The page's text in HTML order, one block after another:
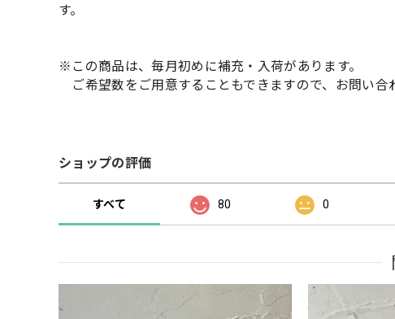
す。
※この商品は、毎月初めに補充・入荷があります。
ご希望数をご用意することもできますので、お問い合
ショップの評価
すべて 80 0